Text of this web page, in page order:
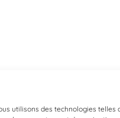
utilisons des technologies